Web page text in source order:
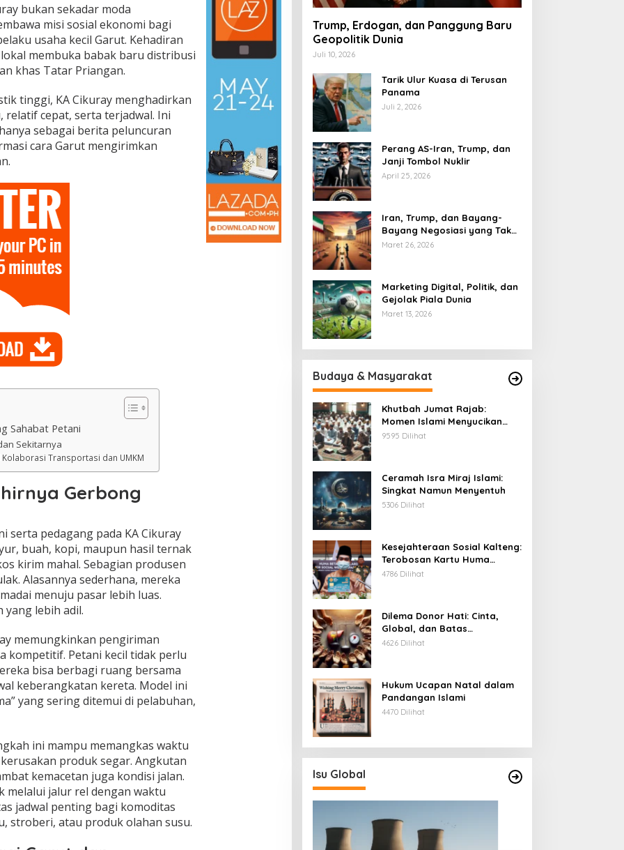
bukan sekadar moda
misi sosial ekonomi bagi
usaha kecil Garut. Kehadiran
membuka babak baru distribusi
khas Tatar Priangan.
tinggi, KA Cikuray menghadirkan
cepat, serta terjadwal. Ini
sebagai berita peluncuran
cara Garut mengirimkan
Sahabat Petani
Sekitarnya
Kolaborasi Transportasi dan UMKM
Gerbong
serta pedagang pada KA Cikuray
buah, kopi, maupun hasil ternak
kirim mahal. Sebagian produsen
Alasannya sederhana, mereka
menuju pasar lebih luas.
yang lebih adil.
memungkinkan pengiriman
kompetitif. Petani kecil tidak perlu
bisa berbagi ruang bersama
keberangkatan kereta. Model ini
yang sering ditemui di pelabuhan,
ini mampu memangkas waktu
produk segar. Angkutan
kemacetan juga kondisi jalan.
melalui jalur rel dengan waktu
jadwal penting bagi komoditas
stroberi, atau produk olahan susu.
Trump, Erdogan, dan Panggung Baru
Geopolitik Dunia
Juli 10, 2026
Tarik Ulur Kuasa di Terusan
Panama
Juli 2, 2026
Perang AS-Iran, Trump, dan
Janji Tombol Nuklir
April 25, 2026
Iran, Trump, dan Bayang-
Bayang Negosiasi yang Tak
Pernah Usai
Maret 26, 2026
Marketing Digital, Politik, dan
Gejolak Piala Dunia
Maret 13, 2026
Budaya & Masyarakat
Khutbah Jumat Rajab:
Momen Islami Menyucikan
Hati
9595 Dilihat
Ceramah Isra Miraj Islami:
Singkat Namun Menyentuh
5306 Dilihat
Kesejahteraan Sosial Kalteng:
Terobosan Kartu Huma
Betang
4786 Dilihat
Dilema Donor Hati: Cinta,
Global, dan Batas
Pengorbanan
4626 Dilihat
Hukum Ucapan Natal dalam
Pandangan Islami
4470 Dilihat
Isu Global